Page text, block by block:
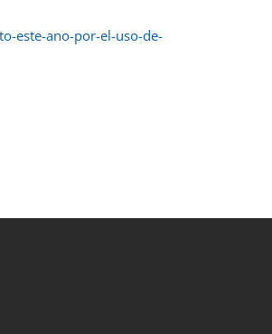
este-ano-por-el-uso-de-